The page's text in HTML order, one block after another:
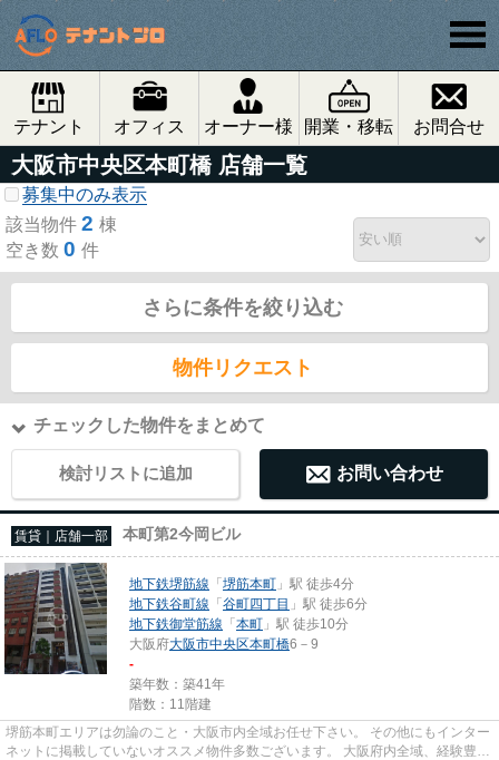
テナント オフィス オーナー様 開業・移転 お問合せ
大阪市中央区本町橋 店舗一覧
募集中のみ表示
該当物件 2 棟
空き数 0 件
さらに条件を絞り込む
物件リクエスト
チェックした物件をまとめて
検討リストに追加 お問い合わせ
賃貸｜店舗一部 本町第2今岡ビル
地下鉄堺筋線 「堺筋本町 」駅 徒歩4分
地下鉄谷町線 「谷町四丁目 」駅 徒歩6分
地下鉄御堂筋線 「本町 」駅 徒歩10分
大阪府大阪市中央区本町橋6－9
-
築年数：築41年
階数：11階建
堺筋本町エリアは勿論のこと・大阪市内全域お任せ下さい。 その他にもインター
ネットに掲載していないオススメ物件多数ございます。 大阪府内全域、経験豊富